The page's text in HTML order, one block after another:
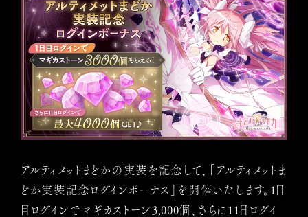
アルティメットまどかの実装を記念して、「アルティメットま
どか実装記念ログインボーナス」を開催いたします。1日
目ログインでマギカストーン3,000個、さらに11日ログイ